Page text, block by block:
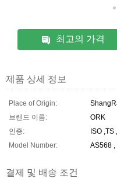
최고의 가격
제품 상세 정보
Place of Origin:
브랜드 이름:
ORK
인증:
ISO ,TS
Model Number:
AS568 ,
결제 및 배송 조건